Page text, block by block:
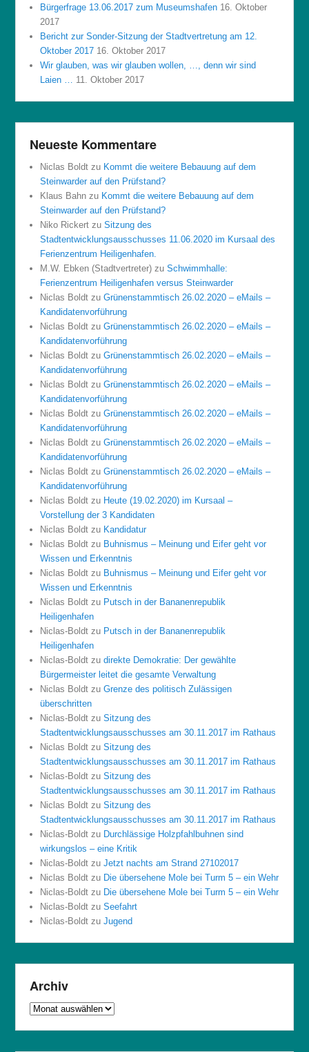
Bürgerfrage 13.06.2017 zum Museumshafen 16. Oktober
2017
Bericht zur Sonder-Sitzung der Stadtvertretung am 12.
Oktober 2017 16. Oktober 2017
Wir glauben, was wir glauben wollen, …, denn wir sind
Laien …
11. Oktober 2017
Neueste Kommentare
Niclas Boldt zu Kommt die weitere Bebauung auf dem
Steinwarder auf den Prüfstand?
Klaus Bahn zu Kommt die weitere Bebauung auf dem
Steinwarder auf den Prüfstand?
Niko Rickert zuSitzung des
Stadtentwicklungsausschusses 11.06.2020 im Kursaal des
Ferienzentrum Heiligenhafen.
M.W. Ebken (Stadtvertreter) zuSchwimmhalle:
Ferienzentrum Heiligenhafen versus Steinwarder
Niclas Boldt zuGrünenstammtisch 26.02.2020 – eMails –
Kandidatenvorführung
Niclas Boldt zuGrünenstammtisch 26.02.2020 – eMails –
Kandidatenvorführung
Niclas Boldt zuGrünenstammtisch 26.02.2020 – eMails –
Kandidatenvorführung
Niclas Boldt zuGrünenstammtisch 26.02.2020 – eMails –
Kandidatenvorführung
Niclas Boldt zuGrünenstammtisch 26.02.2020 – eMails –
Kandidatenvorführung
Niclas Boldt zuGrünenstammtisch 26.02.2020 – eMails –
Kandidatenvorführung
Niclas Boldt zuGrünenstammtisch 26.02.2020 – eMails –
Kandidatenvorführung
Niclas Boldt zu Heute (19.02.2020) im Kursaal –
Vorstellung der 3 Kandidaten
Niclas Boldt zu Kandidatur
Niclas Boldt zu Buhnismus – Meinung und Eifer geht vor
Wissen und Erkenntnis
Niclas Boldt zu Buhnismus – Meinung und Eifer geht vor
Wissen und Erkenntnis
Niclas Boldt zu Putsch in der Bananenrepublik
Heiligenhafen
Niclas-Boldt zu Putsch in der Bananenrepublik
Heiligenhafen
Niclas-Boldt zudirekte Demokratie: Der gewählte
Bürgermeister leitet die gesamte Verwaltung
Niclas Boldt zuGrenze des politisch Zulässigen
überschritten
Niclas-Boldt zuSitzung des
Stadtentwicklungsausschusses am 30.11.2017 im Rathaus
Niclas Boldt zuSitzung des
Stadtentwicklungsausschusses am 30.11.2017 im Rathaus
Niclas-Boldt zuSitzung des
Stadtentwicklungsausschusses am 30.11.2017 im Rathaus
Niclas Boldt zuSitzung des
Stadtentwicklungsausschusses am 30.11.2017 im Rathaus
Niclas-Boldt zu Durchlässige Holzpfahlbuhnen sind
wirkungslos – eine Kritik
Niclas-Boldt zuJetzt nachts am Strand 27102017
Niclas Boldt zu Die übersehene Mole bei Turm 5 – ein Wehr
Niclas-Boldt zu Die übersehene Mole bei Turm 5 – ein Wehr
Niclas-Boldt zuSeefahrt
Niclas-Boldt zuJugend
Archiv
Archiv